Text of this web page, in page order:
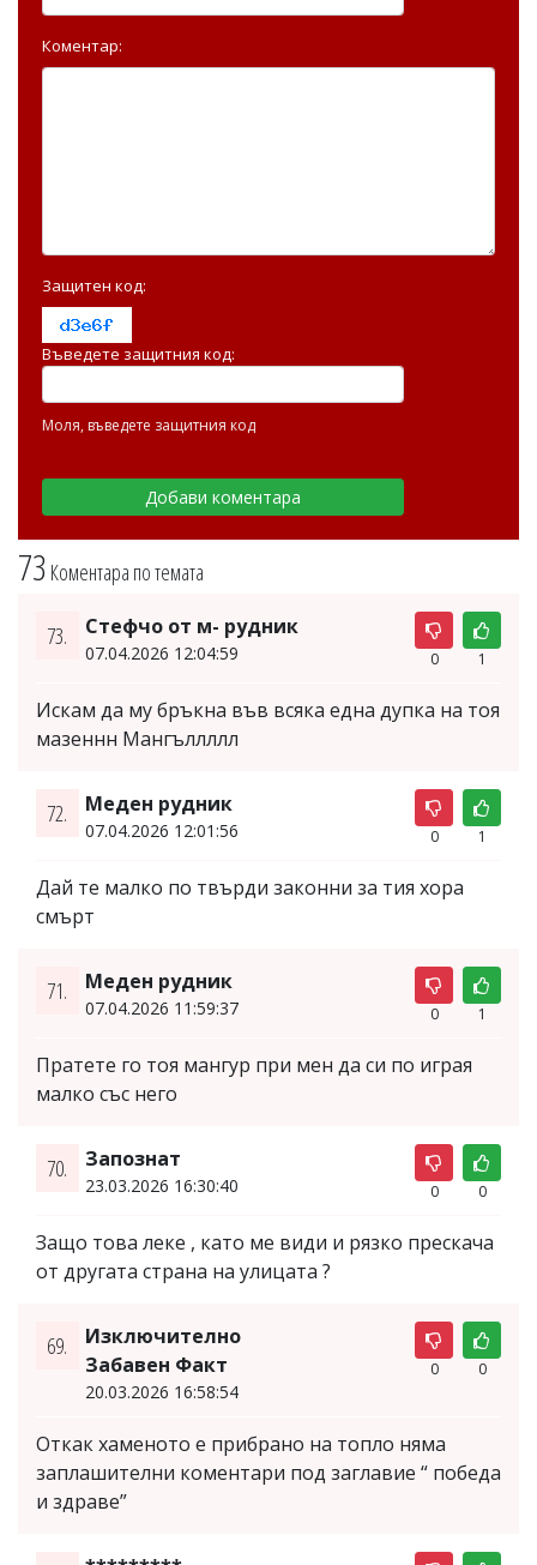
73 Коментара по темата
73. Стефчо от м- рудник
07.04.2026 12:04:59 0 1
Искам да му бръкна във всяка една дупка на тоя
мазеннн Мангъллллл
72. Меден рудник
07.04.2026 12:01:56 0 1
Дай те малко по твърди законни за тия хора
смърт
71. Меден рудник
07.04.2026 11:59:37 0 1
Пратете го тоя мангур при мен да си по играя
малко със него
70. Запознат
23.03.2026 16:30:40 0 0
Защо това леке , като ме види и рязко прескача
от другата страна на улицата ?
69.
Изключително
Забавен Факт
20.03.2026 16:58:54
0 0
Откак хаменото е прибрано на топло няма
заплашителни коментари под заглавие “ победа
и здраве”
Коментар:
Защитен код:
Въведете защитния код:
Моля, въведете защитния код